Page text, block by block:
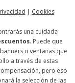
| Cookies
una cuidada
. Puede que
o ventanas que
a través de estas
pero eso
la selección de las